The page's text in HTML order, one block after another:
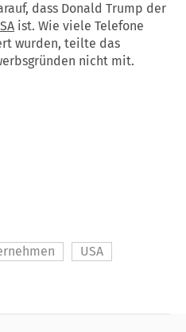
dass Donald Trump der
ist. Wie viele Telefone
wurden, teilte das
nicht mit.
USA